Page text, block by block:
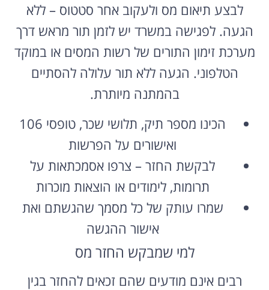
לבצע תיאום מס ולעקוב אחר סטטוס – ללא
הגעה. לפגישה במשרד יש לזמן תור מראש דרך
מערכת זימון התורים של רשות המסים או במוקד
הטלפוני. הגעה ללא תור עלולה להסתיים
בהמתנה מיותרת.
הכינו מספר תיק, תלושי שכר, טופסי 106
ואישורים על הפרשות
לבקשת החזר – צרפו אסמכתאות על
תרומות, לימודים או הוצאות מוכרות
שמרו עותק של כל מסמך שהגשתם ואת
אישור ההגשה
למי שמבקש החזר מס
רבים אינם מודעים שהם זכאים להחזר בגין